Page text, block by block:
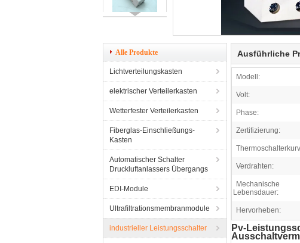
Alle Produkte
Lichtverteilungskasten
elektrischer Verteilerkasten
Wetterfester Verteilerkasten
Fiberglas-Einschließungs-
Kasten
Automatischer Schalter
Druckluftanlassers Übergangs
EDI-Module
Ultrafiltrationsmembranmodule
industrieller Leistungsschalter
Ausführliche
Modell:
Volt:
Phase:
Zertifizierung:
Verdrahten:
Mechanische
Lebensdauer:
Hervorheben:
Pv-